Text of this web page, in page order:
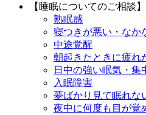
【睡眠についてのご相談】
熟眠感
寝つきが悪い・なか
中途覚醒
朝起きたときに疲れ
日中の強い眠気・集
入眠障害
夢ばかり見て眠れな
夜中に何度も目が覚